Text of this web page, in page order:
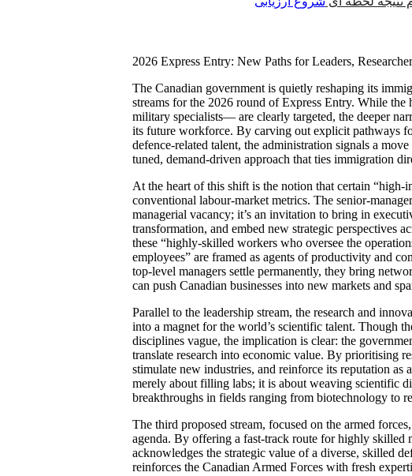
2026 Express Entry: New Paths for Leaders,
The Canadian government is quietly reshaping its
streams for the 2026 round of Express Entry. While
military specialists— are clearly targeted, the deeper
its future workforce. By carving out explicit pathways
defence‑related talent, the administration signals a
tuned, demand‑driven approach that ties immigration
At the heart of this shift is the notion that certain
conventional labour‑market metrics. The
managerial vacancy; it’s an invitation to bring in
transformation, and embed new strategic perspectives
these “highly‑skilled workers who oversee the
employees” are framed as agents of productivity and
top‑level managers settle permanently, they bring
can push Canadian businesses into new markets and
Parallel to the leadership stream, the research and
into a magnet for the world’s scientific talent. Though
disciplines vague, the implication is clear: the
translate research into economic value. By prioritising
stimulate new industries, and reinforce its reputation
merely about filling labs; it is about weaving scientific
breakthroughs in fields ranging from biotechnology to
The third proposed stream, focused on the armed
agenda. By offering a fast‑track route for highly skilled
acknowledges the strategic value of a diverse, skilled
reinforces the Canadian Armed Forces with fresh